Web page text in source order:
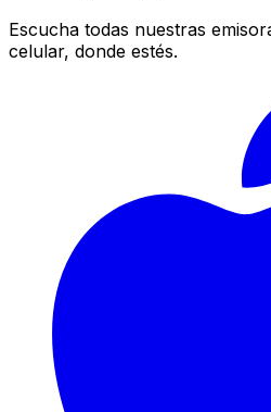
Escucha todas nuestras
celular, donde estés.